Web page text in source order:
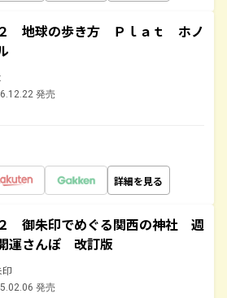
地球の歩き方 Ｐｌａｔ ホノ
発売
詳細を見る
御朱印でめぐる関西の神社 週
運さんぽ 改訂版
発売